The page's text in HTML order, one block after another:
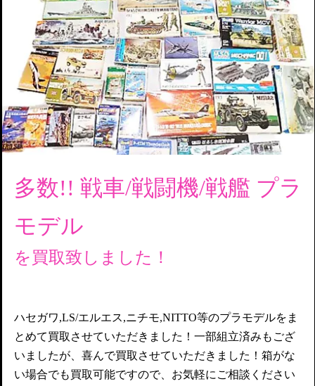
多数!! 戦車/戦闘機/戦艦 プラ
モデル
を買取致しました！
ハセガワ,LS/エルエス,ニチモ,NITTO等のプラモデルをま
とめて買取させていただきました！一部組立済みもござ
いましたが、喜んで買取させていただきました！箱がな
い場合でも買取可能ですので、お気軽にご相談ください